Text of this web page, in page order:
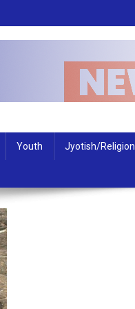
Youth Jyotish/Religion